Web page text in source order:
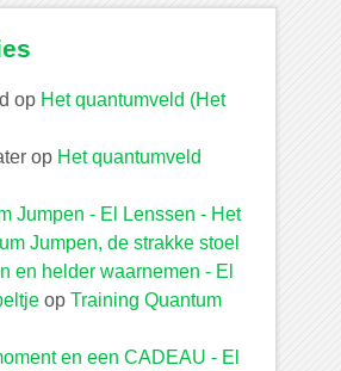
op Het quantumveld (Het
op Het quantumveld
Jumpen - El Lenssen - Het
Jumpen, de strakke stoel
en helder waarnemen - El
opTraining Quantum
en een CADEAU - El